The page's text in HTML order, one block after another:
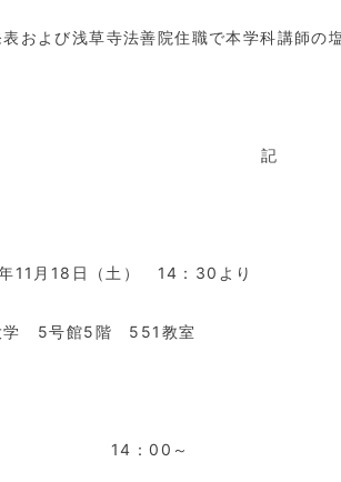
および浅草寺法善院住職で本学科講師の
記
11 月 18 日（土） 14 ： 30 より
5号館5階 551 教室
14 ：00 ～